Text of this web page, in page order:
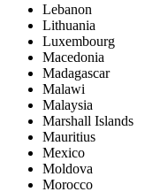
Lebanon
Lithuania
Luxembourg
Macedonia
Madagascar
Malawi
Malaysia
Marshall Islands
Mauritius
Mexico
Moldova
Morocco